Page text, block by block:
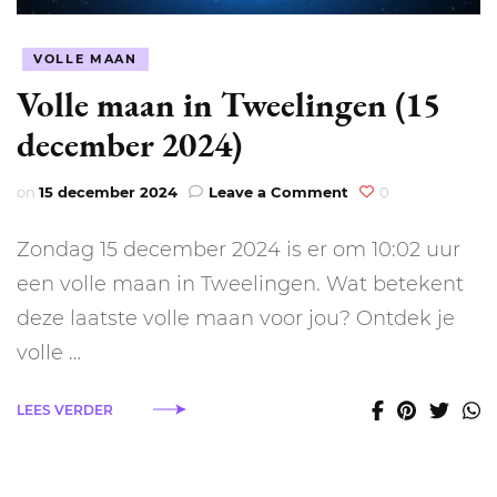
VOLLE MAAN
Volle maan in Tweelingen (15
december 2024)
on 15 december 2024 Leave a Comment on
in
Tweelingen
december
0
Zondag 15 december 2024 is er om 10:02 uur
een volle maan in Tweelingen. Wat betekent
deze laatste volle maan voor jou? Ontdek je
volle …
LEES VERDER